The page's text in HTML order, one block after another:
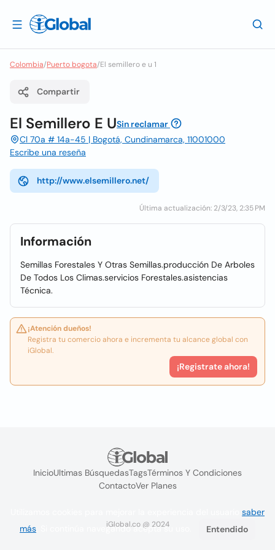
Colombia/Puerto bogota/El semillero e u 1
Compartir
El Semillero E USin reclamar
Cl 70a # 14a-45 | Bogotá, Cundinamarca, 11001000
Escribe una reseña
http://www.elsemillero.net/
Última actualización: 2/3/23, 2:35 PM
Información
Semillas Forestales Y Otras Semillas.producción De Arboles
De Todos Los Climas.servicios Forestales.asistencias
Técnica.
¡Atención dueños!
Registra tu comercio ahora e incrementa tu alcance global con
iGlobal.
¡Registrate ahora!
InicioUltimas BúsquedasTagsTérminos Y Condiciones
ContactoVer Planes
iGlobal.co @ 2024
saber
más . Si continúa navegando acepta su uso. Entendido